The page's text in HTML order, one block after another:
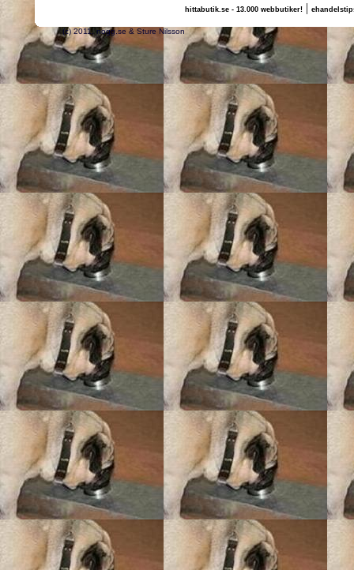
hittabutik.se - 13.000 webbutiker!|
(c) 2011, nogg.se & Sture Nilsson